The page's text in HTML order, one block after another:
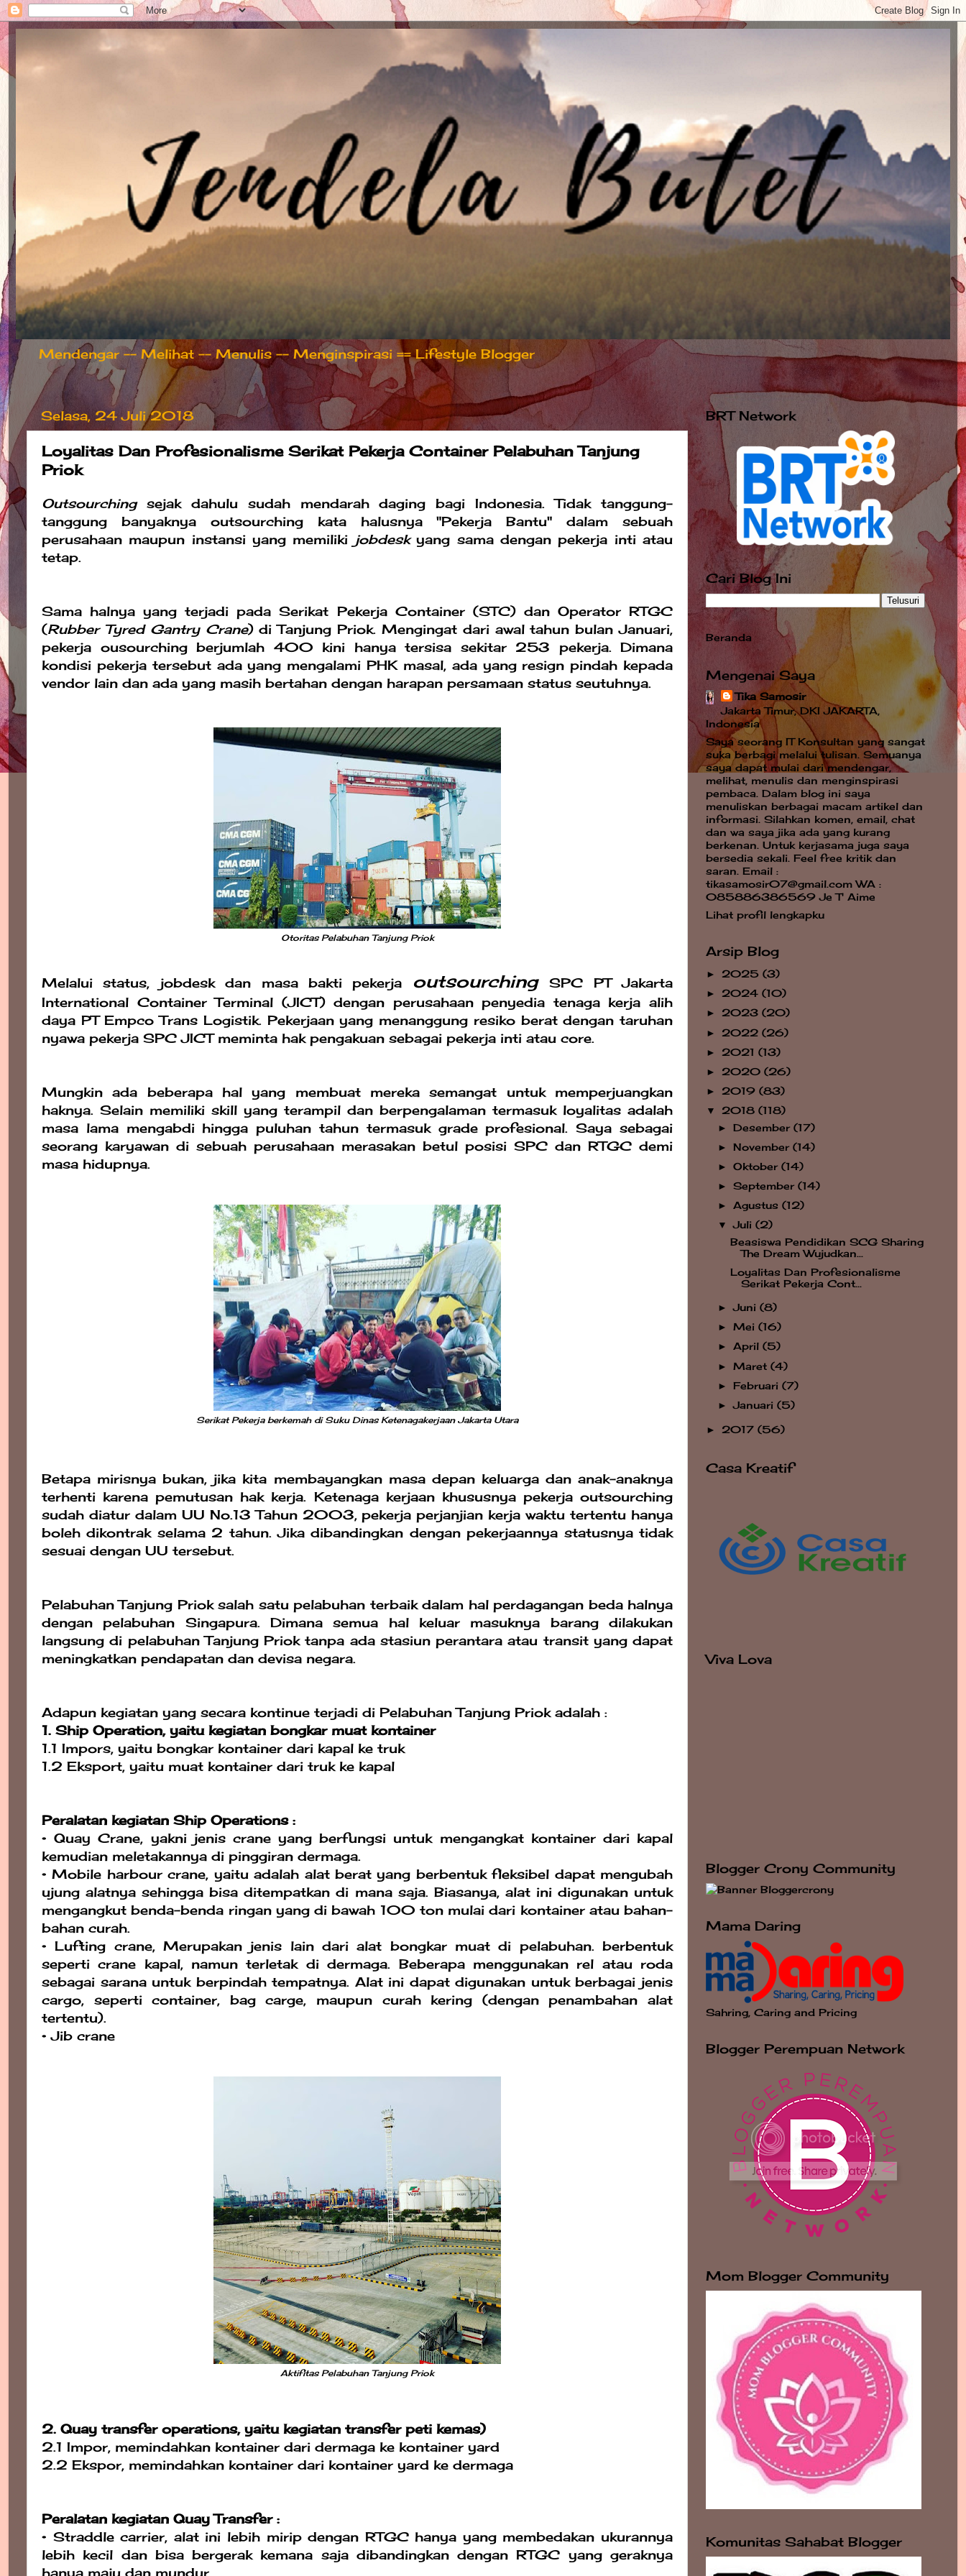
Mendengar -- Melihat -- Menulis -- Menginspirasi == Lifestyle Blogger
Selasa, 24 Juli 2018
Loyalitas Dan Profesionalisme Serikat Pekerja Container Pelabuhan Tanjung
Priok
Outsourching sejak dahulu sudah mendarah daging bagi Indonesia. Tidak tanggung-
tanggung banyaknya outsourching kata halusnya "Pekerja Bantu" dalam sebuah
perusahaan maupun instansi yang memiliki jobdeskyang sama dengan pekerja inti atau
tetap.
Sama halnya yang terjadi pada Serikat Pekerja Container (STC) dan Operator RTGC
(Rubber Tyred Gantry Crane) di Tanjung Priok. Mengingat dari awal tahun bulan Januari,
pekerja ousourching berjumlah 400 kini hanya tersisa sekitar 253 pekerja. Dimana
kondisi pekerja tersebut ada yang mengalami PHK masal, ada yang resign pindah kepada
vendor lain dan ada yang masih bertahan dengan harapan persamaan status seutuhnya.
Otoritas Pelabuhan Tanjung Priok
Melalui status, jobdesk dan masa bakti pekerja outsourchingSPC PT Jakarta
International Container Terminal (JICT) dengan perusahaan penyedia tenaga kerja alih
daya PT Empco Trans Logistik. Pekerjaan yang menanggung resiko berat dengan taruhan
nyawa pekerja SPC JICT meminta hak pengakuan sebagai pekerja inti atau core.
Mungkin ada beberapa hal yang membuat mereka semangat untuk memperjuangkan
haknya. Selain memiliki skill yang terampil dan berpengalaman termasuk loyalitas adalah
masa lama mengabdi hingga puluhan tahun termasuk grade profesional. Saya sebagai
seorang karyawan di sebuah perusahaan merasakan betul posisi SPC dan RTGC demi
masa hidupnya.
Serikat Pekerja berkemah di Suku Dinas Ketenagakerjaan Jakarta Utara
Betapa mirisnya bukan, jika kita membayangkan masa depan keluarga dan anak-anaknya
terhenti karena pemutusan hak kerja. Ketenaga kerjaan khususnya pekerja outsourching
sudah diatur dalam UU No.13 Tahun 2003, pekerja perjanjian kerja waktu tertentu hanya
boleh dikontrak selama 2 tahun. Jika dibandingkan dengan pekerjaannya statusnya tidak
sesuai dengan UU tersebut.
Pelabuhan Tanjung Priok salah satu pelabuhan terbaik dalam hal perdagangan beda halnya
dengan pelabuhan Singapura. Dimana semua hal keluar masuknya barang dilakukan
langsung di pelabuhan Tanjung Priok tanpa ada stasiun perantara atau transit yang dapat
meningkatkan pendapatan dan devisa negara.
Adapun kegiatan yang secara kontinue terjadi di Pelabuhan Tanjung Priok adalah :
1. Ship Operation, yaitu kegiatan bongkar muat kontainer
1.1 Impors, yaitu bongkar kontainer dari kapal ke truk
1.2 Eksport, yaitu muat kontainer dari truk ke kapal
Peralatan kegiatan Ship Operations :
• Quay Crane, yakni jenis crane yang berfungsi untuk mengangkat kontainer dari kapal
kemudian meletakannya di pinggiran dermaga.
• Mobile harbour crane, yaitu adalah alat berat yang berbentuk fleksibel dapat mengubah
ujung alatnya sehingga bisa ditempatkan di mana saja. Biasanya, alat ini digunakan untuk
mengangkut benda-benda ringan yang di bawah 100 ton mulai dari kontainer atau bahan-
bahan curah.
• Lufting crane, Merupakan jenis lain dari alat bongkar muat di pelabuhan. berbentuk
seperti crane kapal, namun terletak di dermaga. Beberapa menggunakan rel atau roda
sebagai sarana untuk berpindah tempatnya. Alat ini dapat digunakan untuk berbagai jenis
cargo, seperti container, bag carge, maupun curah kering (dengan penambahan alat
tertentu).
• Jib crane
Aktifitas Pelabuhan Tanjung Priok
2. Quay transfer operations, yaitu kegiatan transfer peti kemas)
2.1 Impor, memindahkan kontainer dari dermaga ke kontainer yard
2.2 Ekspor, memindahkan kontainer dari kontainer yard ke dermaga
Peralatan kegiatan Quay Transfer :
• Straddle carrier, alat ini lebih mirip dengan RTGC hanya yang membedakan ukurannya
lebih kecil dan bisa bergerak kemana saja dibandingkan dengan RTGC yang geraknya
hanya maju dan mundur.
BRT Network
Cari Blog Ini
Beranda
Mengenai Saya
Tika Samosir
Jakarta Timur, DKI JAKARTA,
Indonesia
Saya seorang IT Konsultan yang sangat
suka berbagi melalui tulisan. Semuanya
saya dapat mulai dari mendengar,
melihat, menulis dan menginspirasi
pembaca. Dalam blog ini saya
menuliskan berbagai macam artikel dan
informasi. Silahkan komen, email, chat
dan wa saya jika ada yang kurang
berkenan. Untuk kerjasama juga saya
bersedia sekali. Feel free kritik dan
saran. Email :
tikasamosir07@gmail.com WA :
085886386569 Je T' Aime
Lihat profil lengkapku
Arsip Blog
► 2025 (3)
► 2024 (10)
► 2023 (20)
► 2022 (26)
► 2021 (13)
► 2020 (26)
► 2019 (83)
▼ 2018 (118)
►Desember(17)
►November(14)
►Oktober(14)
►September(14)
►Agustus(12)
▼Juli(2)
Beasiswa Pendidikan SCG Sharing
The Dream Wujudkan...
Loyalitas Dan Profesionalisme
Serikat Pekerja Cont...
►Juni(8)
►Mei(16)
►April(5)
►Maret(4)
►Februari(7)
►Januari(5)
► 2017 (56)
Casa Kreatif
Viva Lova
Blogger Crony Community
Mama Daring
Sahring, Caring and Pricing
Blogger Perempuan Network
Mom Blogger Community
Komunitas Sahabat Blogger